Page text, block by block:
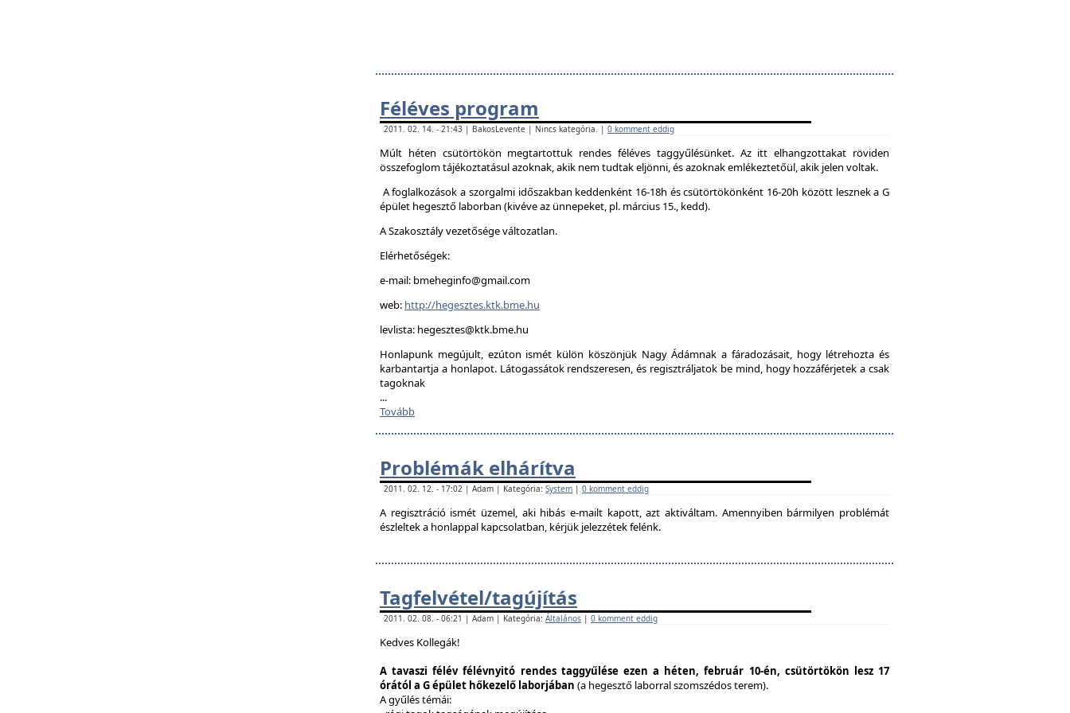
Féléves program
2011. 02. 14. - 21:43 | BakosLevente | Nincs kategória. | 0 komment eddig
Múlt héten csütörtökön megtartottuk rendes féléves taggyűlésünket. Az itt elhangzottakat röviden
összefoglom tájékoztatásul azoknak, akik nem tudtak eljönni, és azoknak emlékeztetőül, akik jelen voltak.
A foglalkozások a szorgalmi időszakban keddenként 16-18h és csütörtökönként 16-20h között lesznek a G
épület hegesztő laborban (kivéve az ünnepeket, pl. március 15., kedd).
A Szakosztály vezetősége változatlan.
Elérhetőségek:
e-mail: bmeheginfo@gmail.com
web: http://hegesztes.ktk.bme.hu
levlista: hegesztes@ktk.bme.hu
Honlapunk megújult, ezúton ismét külön köszönjük Nagy Ádámnak a fáradozásait, hogy létrehozta és
karbantartja a honlapot. Látogassátok rendszeresen, és regisztráljatok be mind, hogy hozzáférjetek a csak
tagoknak
...
Tovább
Problémák elhárítva
2011. 02. 12. - 17:02 | Adam | Kategória: System | 0 komment eddig
A regisztráció ismét üzemel, aki hibás e-mailt kapott, azt aktiváltam. Amennyiben bármilyen problémát
észleltek a honlappal kapcsolatban, kérjük jelezzétek felénk.
Tagfelvétel/tagújítás
2011. 02. 08. - 06:21 | Adam | Kategória: Általános | 0 komment eddig
Kedves Kollegák!
A tavaszi félév félévnyitó rendes taggyűlése ezen a héten, február 10-én, csütörtökön lesz 17
órától a G épület hőkezelő laborjában (a hegesztő laborral szomszédos terem).
A gyűlés témái: